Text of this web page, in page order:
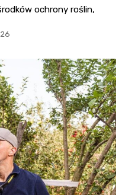
ochrony roślin,